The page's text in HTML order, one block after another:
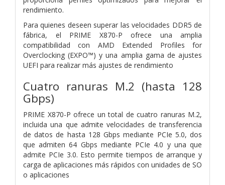
rendimiento.
Para quienes deseen superar las velocidades DDR5 de
fábrica, el PRIME X870-P ofrece una amplia
compatibilidad con AMD Extended Profiles for
Overclocking (EXPO™) y una amplia gama de ajustes
UEFI para realizar más ajustes de rendimiento
Cuatro ranuras M.2 (hasta 128
Gbps)
PRIME X870-P ofrece un total de cuatro ranuras M.2,
incluida una que admite velocidades de transferencia
de datos de hasta 128 Gbps mediante PCIe 5.0, dos
que admiten 64 Gbps mediante PCIe 4.0 y una que
admite PCIe 3.0. Esto permite tiempos de arranque y
carga de aplicaciones más rápidos con unidades de SO
o aplicaciones